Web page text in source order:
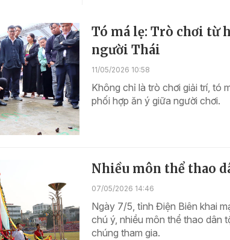
Tó má lẹ: Trò chơi từ
người Thái
11/05/2026 10:58
Không chỉ là trò chơi giải trí, tó
phối hợp ăn ý giữa người chơi.
Nhiều môn thể thao
07/05/2026 14:46
Ngày 7/5, tỉnh Điện Biên khai
chú ý, nhiều môn thể thao dân
chúng tham gia.